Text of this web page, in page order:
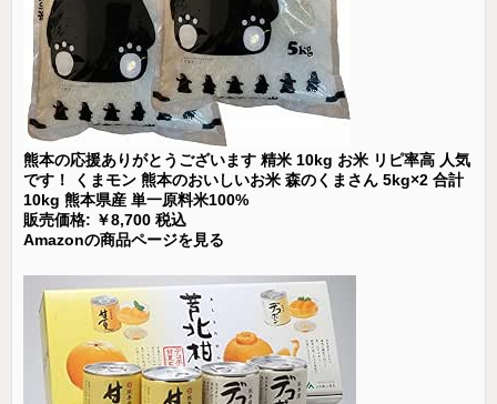
熊本の応援ありがとうございます 精米 10kg お米 リピ率高 人気
です！ くまモン 熊本のおいしいお米 森のくまさん 5kg×2 合計
10kg 熊本県産 単一原料米100%
販売価格: ￥8,700 税込
Amazonの商品ページを見る